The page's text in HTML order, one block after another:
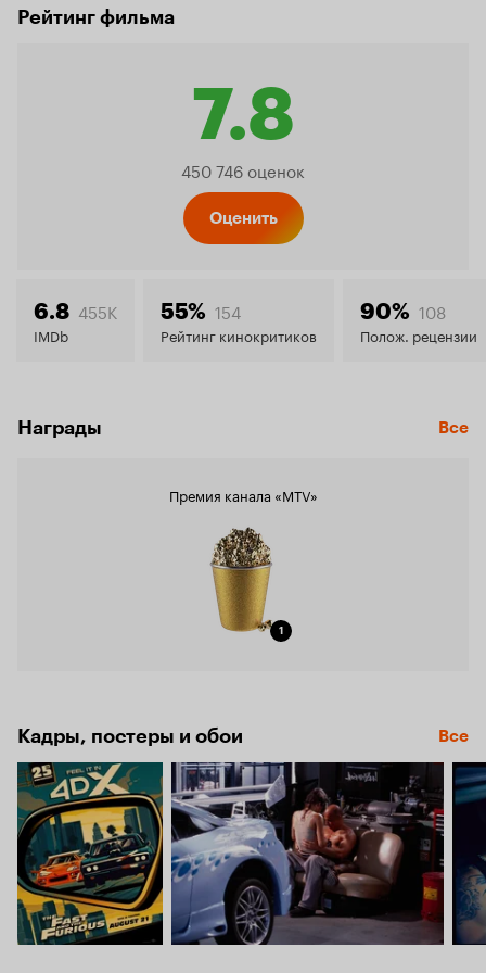
Рейтинг фильма
7.8
Рейтинг
7.8
450 746 оценок
Оценить
6.8 455K
IMDb
55% 154
Рейтинг кинокритиков
90% 108
Полож. рецензии
Награды Все
Премия канала «MTV»
1
Кадры, постеры и обои Все